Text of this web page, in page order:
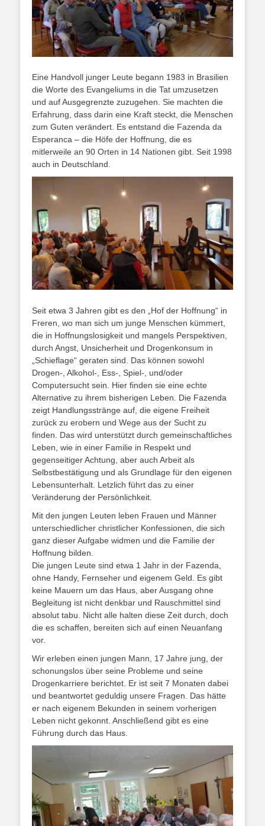
Eine Handvoll junger Leute begann 1983 in Brasilien
die Worte des Evangeliums in die Tat umzusetzen
und auf Ausgegrenzte zuzugehen. Sie machten die
Erfahrung, dass darin eine Kraft steckt, die Menschen
zum Guten verändert. Es entstand die Fazenda da
Esperanca – die Höfe der Hoffnung, die es
mitlerweile an 90 Orten in 14 Nationen gibt. Seit 1998
auch in Deutschland.
Seit etwa 3 Jahren gibt es den „Hof der Hoffnung“ in
Freren, wo man sich um junge Menschen kümmert,
die in Hoffnungslosigkeit und mangels Perspektiven,
durch Angst, Unsicherheit und Drogenkonsum in
„Schieflage“ geraten sind. Das können sowohl
Drogen-, Alkohol-, Ess-, Spiel-, und/oder
Computersucht sein. Hier finden sie eine echte
Alternative zu ihrem bisherigen Leben. Die Fazenda
zeigt Handlungsstränge auf, die eigene Freiheit
zurück zu erobern und Wege aus der Sucht zu
finden. Das wird unterstützt durch gemeinschaftliches
Leben, wie in einer Familie in Respekt und
gegenseitiger Achtung, aber auch Arbeit als
Selbstbestätigung und als Grundlage für den eigenen
Lebensunterhalt. Letzlich führt das zu einer
Veränderung der Persönlichkeit.
Mit den jungen Leuten leben Frauen und Männer
unterschiedlicher christlicher Konfessionen, die sich
ganz dieser Aufgabe widmen und die Familie der
Hoffnung bilden.
Die jungen Leute sind etwa 1 Jahr in der Fazenda,
ohne Handy, Fernseher und eigenem Geld. Es gibt
keine Mauern um das Haus, aber Ausgang ohne
Begleitung ist nicht denkbar und Rauschmittel sind
absolut tabu. Nicht alle halten diese Zeit durch, doch
die es schaffen, bereiten sich auf einen Neuanfang
vor.
Wir erleben einen jungen Mann, 17 Jahre jung, der
schonungslos über seine Probleme und seine
Drogenkarriere berichtet. Er ist seit 7 Monaten dabei
und beantwortet geduldig unsere Fragen. Das hätte
er nach eigenem Bekunden in seinem vorherigen
Leben nicht gekonnt. Anschließend gibt es eine
Führung durch das Haus.